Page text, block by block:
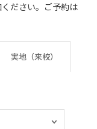
ださい。ご予約は
実地（来校）